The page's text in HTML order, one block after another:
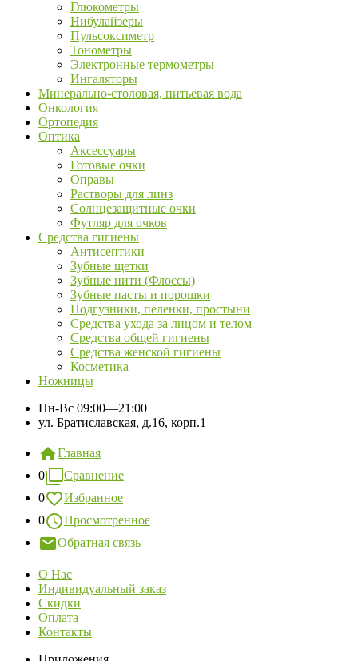
Глюкометры
Нибулайзеры
Пульсоксиметр
Тонометры
Электронные термометры
Ингаляторы
Минерально-столовая, питьевая вода
Онкология
Ортопедия
Оптика
Аксессуары
Готовые очки
Оправы
Растворы для линз
Солнцезащитные очки
Футляр для очков
Средства гигиены
Антисептики
Зубные щетки
Зубные нити (Флоссы)
Зубные пасты и порошки
Подгузники, пеленки, простыни
Средства ухода за лицом и телом
Средства общей гигиены
Средства женской гигиены
Косметика
Ножницы
Пн-Вс 09:00—21:00
ул. Братиславская, д.16, корп.1
Главная
0
Сравнение
0
Избранное
0
Просмотренное
Обратная связь
О Нас
Индивидуальный заказ
Скидки
Оплата
Контакты